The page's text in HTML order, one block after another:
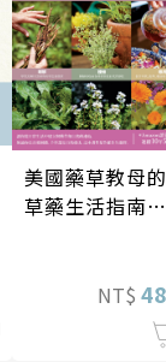
美國藥草教母的
草藥生活指南
NT$